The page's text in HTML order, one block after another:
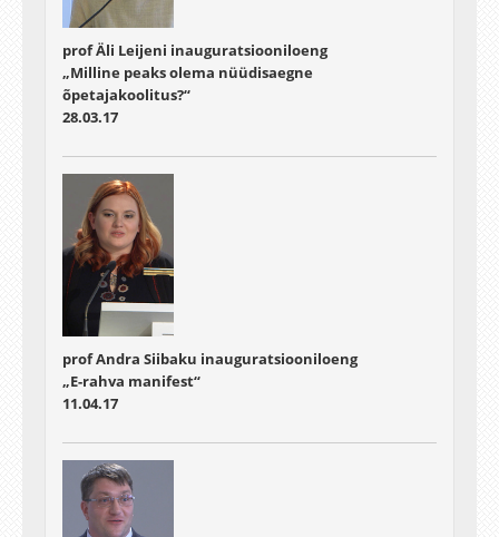
prof Äli Leijeni inauguratsiooniloeng
„Milline peaks olema nüüdisaegne
õpetajakoolitus?“
28.03.17
prof Andra Siibaku inauguratsiooniloeng
„E-rahva manifest“
11.04.17